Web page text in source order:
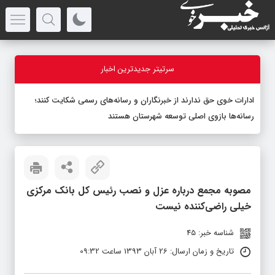
سرتیتر جدیدترین اخبار
ادارات خوی حق ندارند از خبرنگاران و رسانه‌های رسمی شکایت کنند؛
رسانه‌ها بازوی اصلی توسعه شهرستان هستند
مصوبه مجمع درباره عزل و نصب رئیس کل بانک مرکزی
خیلی راضی‌کننده نیست
شناسه خبر: 45
تاریخ و زمان ارسال: 26 آبان 1393 ساعت 09:32